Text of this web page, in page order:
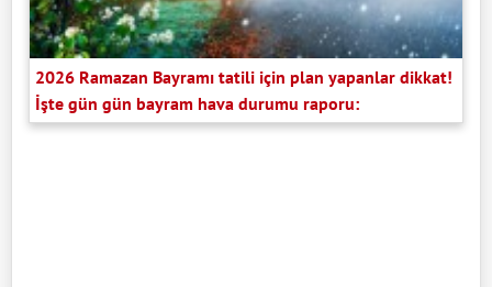
2026 Ramazan Bayramı tatili için plan yapanlar dikkat!
İşte gün gün bayram hava durumu raporu: